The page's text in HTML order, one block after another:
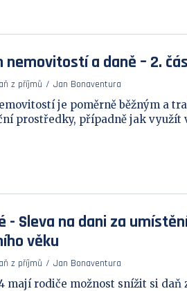
nemovitostí a daně – 2.
z příjmů Jan Bonaventura
je poměrně běžným a
prostředky, případně jak využít
- Sleva na dani za
věku
z příjmů Jan Bonaventura
mají rodiče možnost snížit si